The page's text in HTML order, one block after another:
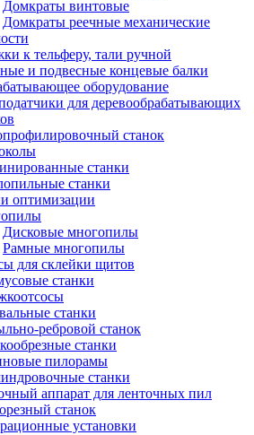
Домкраты винтовые
Домкраты реечные механические
к тельферу, тали ручной
и подвесные концевые балки
оборудование
для деревообрабатывающих
станок
станки
станки
оптимизации
Дисковые многопилы
Рамные многопилы
для склейки щитов
станки
станки
ребровой станок
станки
пилорамы
станки
аппарат для ленточных пил
станок
установки